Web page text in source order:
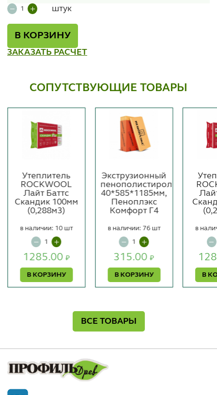
штук
В КОРЗИНУ
ЗАКАЗАТЬ РАСЧЕТ
СОПУТСТВУЮЩИЕ ТОВАРЫ
Утеплитель
ROCKWOOL
Лайт Баттс
Скандик 100мм
(0,288м3)
1285.00₽
В КОРЗИНУ
в наличии: 10 шт
Экструзионный
пенополистирол
40*585*1185мм,
Пеноплэкс
Комфорт Г4
315.00₽
В КОРЗИНУ
в наличии: 76 шт
В
в
ВСЕ ТОВАРЫ